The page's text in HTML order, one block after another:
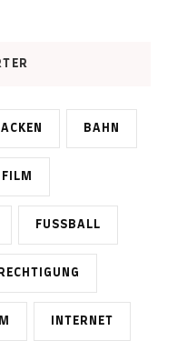
BAHN
FILM
FUSSBALL
INTERNET